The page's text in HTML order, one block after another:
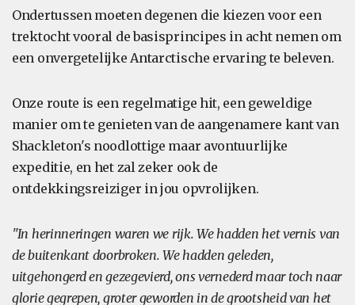
Ondertussen moeten degenen die kiezen voor een
trektocht vooral de basisprincipes in acht nemen om
een onvergetelijke Antarctische ervaring te beleven.
Onze route is een regelmatige hit, een geweldige
manier om te genieten van de aangenamere kant van
Shackleton's noodlottige maar avontuurlijke
expeditie, en het zal zeker ook de
ontdekkingsreiziger in jou opvrolijken.
"In herinneringen waren we rijk. We hadden het vernis van
de buitenkant doorbroken. We hadden geleden,
uitgehongerd en gezegevierd, ons vernederd maar toch naar
glorie gegrepen, groter geworden in de grootsheid van het